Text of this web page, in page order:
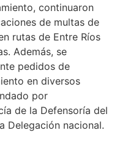
continuaron
de multas de
rutas de Entre Ríos
Además, se
pedidos de
en diversos
por
de la Defensoría del
Delegación nacional.